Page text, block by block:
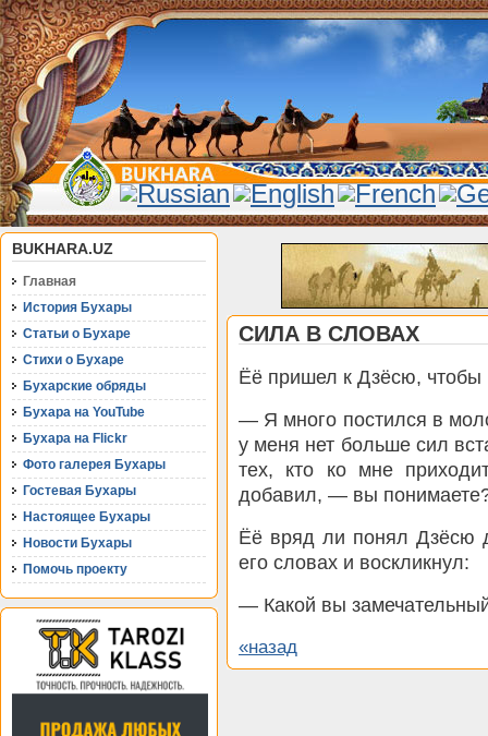
BUKHARA.UZ
Главная
История Бухары
Статьи о Бухаре
Стихи о Бухаре
Бухарские обряды
Бухара на YouTube
Бухара на Flickr
Фото галерея Бухары
Гостевая Бухары
Настоящее Бухары
Новости Бухары
Помочь проекту
СИЛА В СЛОВАХ
Ёё пришел к Дзёсю, чтобы
— Я много постился в
у меня нет больше сил
тех, кто ко мне
добавил, — вы
Ёё вряд ли понял Дзёсю
его словах и воскликнул:
— Какой вы
«назад